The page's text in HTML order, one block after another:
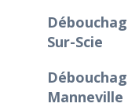
Sur-Scie
Manneville